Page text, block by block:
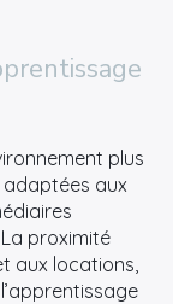
plus
adaptées aux
proximité
aux locations,